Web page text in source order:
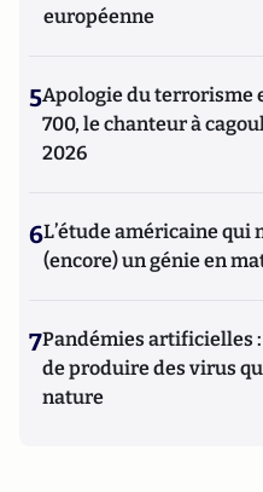
européenne
5Apologie du terrorisme
700, le chanteur à
2026
6L’étude américaine qui
(encore) un génie en
7Pandémies artificielles :
de produire des virus
nature